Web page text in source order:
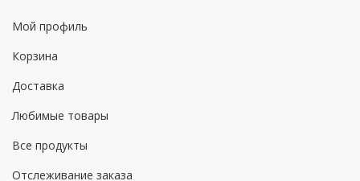
Мой профиль
Корзина
Доставка
Любимые товары
Все продукты
Отслеживание заказа